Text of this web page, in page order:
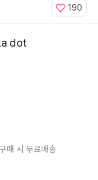
190
dot
매 시 무료배송